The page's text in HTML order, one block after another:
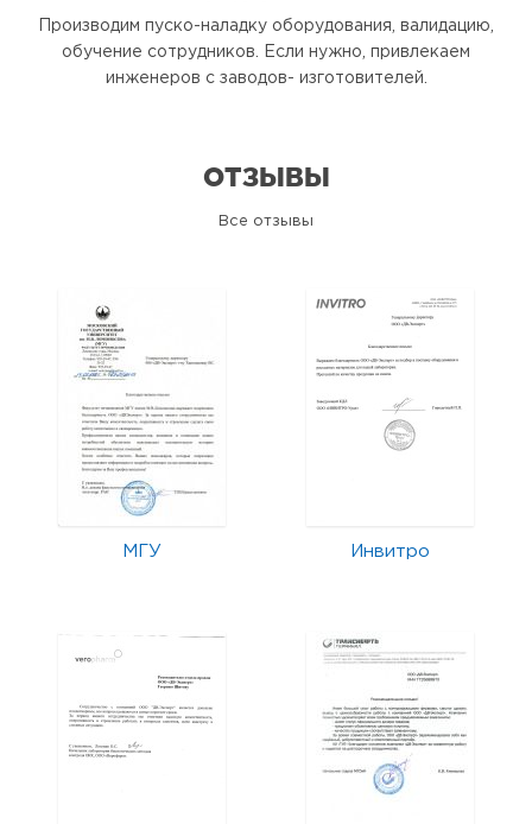
Производим пуско-наладку оборудования, валидацию,
обучение сотрудников. Если нужно, привлекаем
инженеров с заводов- изготовителей.
ОТЗЫВЫ
Все отзывы
МГУ Инвитро